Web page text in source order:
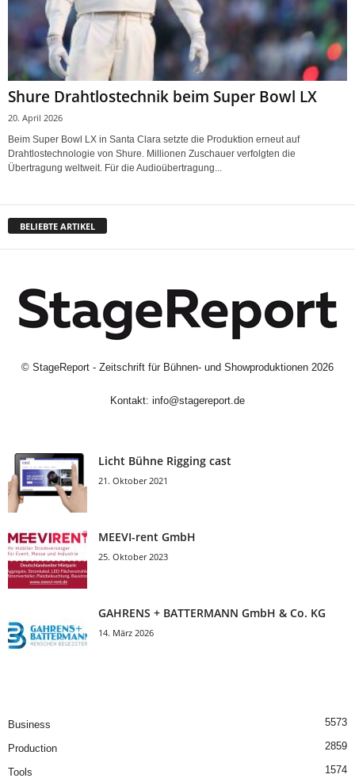
Shure Drahtlostechnik beim Super Bowl LX
20. April 2026
Beim Super Bowl LX in Santa Clara setzte die Produktion erneut auf
Drahtlostechnologie von Shure. Millionen Zuschauer verfolgten die
Übertragung weltweit. Für die Audioübertragung...
BELIEBTE ARTIKEL
© StageReport - Zeitschrift für Bühnen- und Showproduktionen 2026
Kontakt: info@stagereport.de
Licht Bühne Rigging cast
21. Oktober 2021
MEEVI-rent GmbH
25. Oktober 2023
GAHRENS + BATTERMANN GmbH & Co. KG
14. März 2026
Business 5573
Production 2859
Tools 1574